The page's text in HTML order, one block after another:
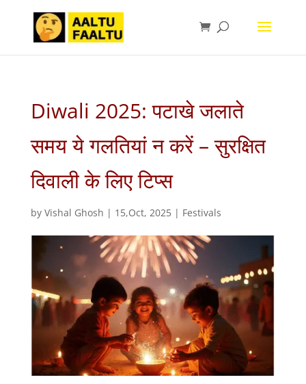
Diwali 2025: पटाखे जलाते
समय ये गलतियां न करें – सुरक्षित
दिवाली के लिए टिप्स
by Vishal Ghosh | 15,Oct, 2025| Festivals